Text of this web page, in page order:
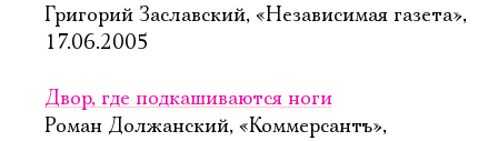
Григорий Заславский, «Независимая газета»,
17.06.2005
Двор, где подкашиваются ноги
Роман Должанский, «Коммерсантъ»,